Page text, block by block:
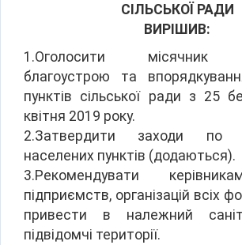
СІЛЬСЬКОЇ РАДИ
ВИРІШИВ:
1.Оголосити місячник
благоустрою та
пунктів сільської ради з 25
квітня 2019 року.
2.Затвердити заходи по
населених пунктів (додаються).
3.Рекомендувати
підприємств, організацій всіх
привести в належний
підвідомчі території.